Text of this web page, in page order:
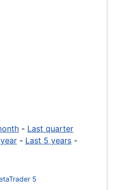
- Last quarter
- Last 5 years -
5